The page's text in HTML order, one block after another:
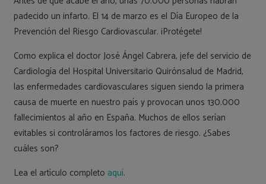
padecido un infarto. El 14 de marzo es el Día Europeo de la
Prevención del Riesgo Cardiovascular. ¡Protégete!
Como explica el doctor José Ángel Cabrera, jefe del servicio de
Cardiología del Hospital Universitario Quirónsalud de Madrid,
las enfermedades cardiovasculares siguen siendo la primera
causa de muerte en nuestro país y provocan unos 130.000
fallecimientos al año en España. Muchos de ellos serían
evitables si controláramos los factores de riesgo. ¿Sabes
cuáles son?
Lea el artículo completo aquí.